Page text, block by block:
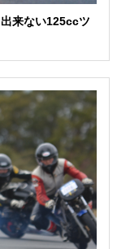
来ない125ccツ